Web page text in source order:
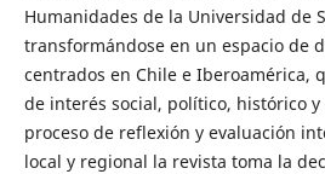
Humanidades de la Universidad de
transformándose en un espacio de
centrados en Chile e Iberoamérica,
de interés social, político, histórico
proceso de reflexión y evaluación
local y regional la revista toma la